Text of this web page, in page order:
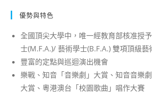
優勢與特色
全國頂尖大學中，唯一經教育部核准授
士(M.F.A.)/ 藝術學士(B.F.A.) 雙項頂級
豐富的定點與巡迴演出機會
樂戰、知音「音樂劇」大賞、知音音樂
大賞、粵港澳台「校園歌曲」唱作大賽